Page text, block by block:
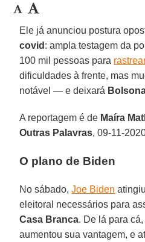
Ele já anunciou postura
covid : ampla testagem da
100 mil pessoas para
dificuldades à frente, mas
notável — e deixará
A reportagem é de Maíra
Outras Palavras, 09-11-
O plano de Biden
No sábado, Joe Biden
eleitoral necessários para
Casa Branca. De lá para
aumentou sua vantagem, e